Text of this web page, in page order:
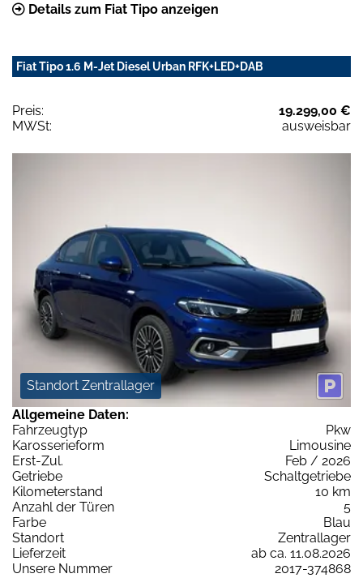
Details zum Fiat Tipo anzeigen
Fiat Tipo 1.6 M-Jet Diesel Urban RFK+LED+DAB
Preis:
19.299,00 €
MWSt:
ausweisbar
Standort Zentrallager
Allgemeine Daten:
Fahrzeugtyp
Pkw
Karosserieform
Limousine
Erst-Zul.
Feb / 2026
Getriebe
Schaltgetriebe
Kilometerstand
10 km
Anzahl der Türen
5
Farbe
Blau
Standort
Zentrallager
Lieferzeit
ab ca. 11.08.2026
Unsere Nummer
2017-374868